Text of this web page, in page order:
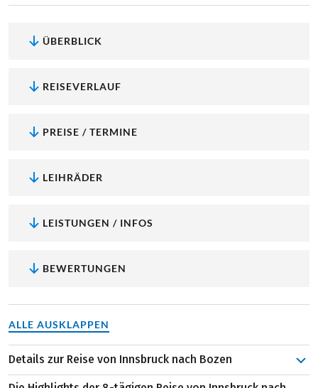
ÜBERBLICK
REISEVERLAUF
PREISE / TERMINE
LEIHRÄDER
LEISTUNGEN / INFOS
BEWERTUNGEN
ALLE AUSKLAPPEN
Details zur Reise von Innsbruck nach Bozen
Starten Sie die Radreise im weltberühmten Innsbruck